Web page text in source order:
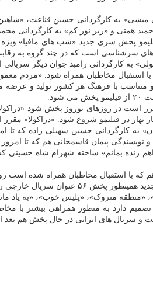
میشی» به کارگردانی حسین قناعت،
و «زیر نور کم» به کارگردانی محمد پرویزی عناوین
سرشناسی است که در چند گروه به رقابت می
با فرهنگ هر کشور تولید و
است در روزهای نوروز پخش شود
در فیلیمو شروع شود. «دراکولا» مقرر است سه شنبه
۶ قسمت از آن پخش شده است در ادامه پخش هفتگی جمعه ها ساعت ۲۰ در روزهای نوروز در دسترس مخاطبان قرار می گیرد.
که با استقبال مخاطبان همراه شده است
عنوان فیلم ۲۳ سریال با دوبله اختصاصی در دسترس علاقمندان است.
«منطقه متروک»، «پلیس خوب»، «به
تصمیم دارد به منظور همراهی بیشتر
و سریال های ایرانی در حال پخش هم